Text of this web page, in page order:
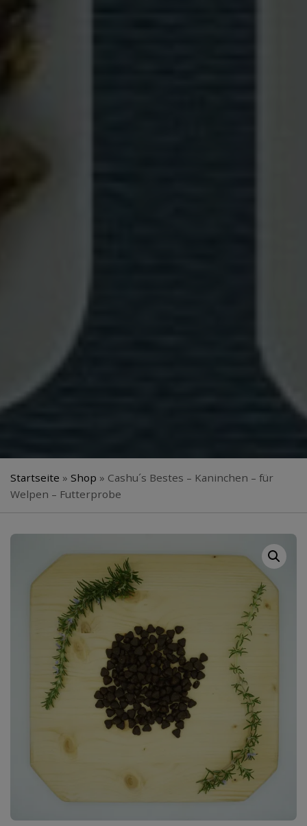
Startseite » Shop » Cashu´s Bestes – Kaninchen – für
Welpen – Futterprobe